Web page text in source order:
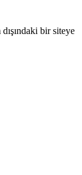
dışındaki bir siteye